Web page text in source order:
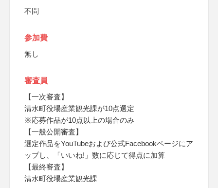
不問
参加費
無し
審査員
【一次審査】
清水町役場産業観光課が10点選定
※応募作品が10点以上の場合のみ
【一般公開審査】
選定作品をYouTubeおよび公式Facebookページにア
ップし、「いいね!」数に応じて得点に加算
【最終審査】
清水町役場産業観光課